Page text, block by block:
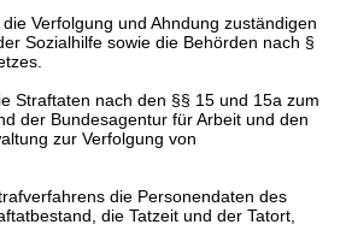
Verfolgung und Ahndung zuständigen
Sozialhilfe sowie die Behörden nach §
Straftaten nach den §§ 15 und 15a zum
der Bundesagentur für Arbeit und den
zur Verfolgung von
die Personendaten des
die Tatzeit und der Tatort,